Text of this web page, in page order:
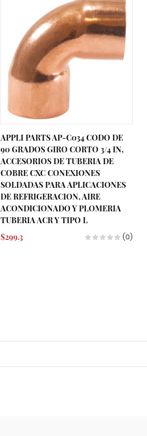
APPLI PARTS AP-C034 CODO DE
90 GRADOS GIRO CORTO 3/4 IN,
ACCESORIOS DE TUBERIA DE
COBRE CXC CONEXIONES
SOLDADAS PARA APLICACIONES
DE REFRIGERACION, AIRE
ACONDICIONADO Y PLOMERIA
TUBERIA ACR Y TIPO L
$299.3
(0)